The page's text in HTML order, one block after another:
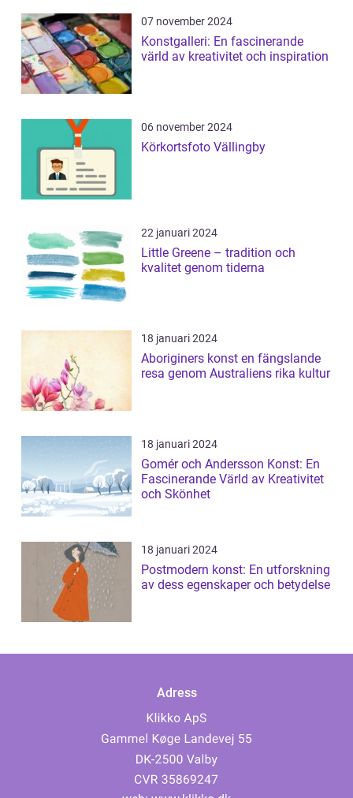
07 november 2024
Konstgalleri: En fascinerande
värld av kreativitet och inspiration
06 november 2024
Körkortsfoto Vällingby
22 januari 2024
Little Greene – tradition och
kvalitet genom tiderna
18 januari 2024
Aboriginers konst en fängslande
resa genom Australiens rika kultur
18 januari 2024
Gomér och Andersson Konst: En
Fascinerande Värld av Kreativitet
och Skönhet
18 januari 2024
Postmodern konst: En utforskning
av dess egenskaper och betydelse
Adress